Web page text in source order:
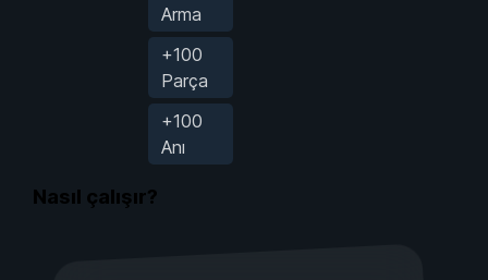
Arma
+100
Parça
+100
Anı
Nasıl çalışır?